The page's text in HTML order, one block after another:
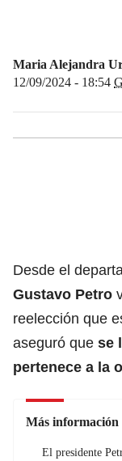
Maria Alejandra
12/09/2024 - 18:54
Desde el
Gustavo Petro
reelección que
aseguró que se
pertenece a la
Más información
El presidente